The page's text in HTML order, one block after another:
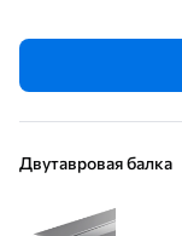
Двутавровая балка